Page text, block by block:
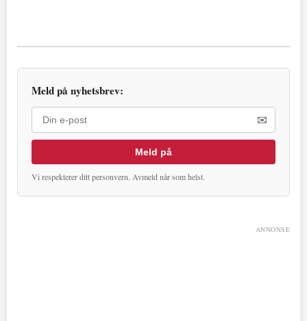
Meld på nyhetsbrev:
✉
Meld på
Vi respekterer ditt personvern. Avmeld når som helst.
ANNONSE